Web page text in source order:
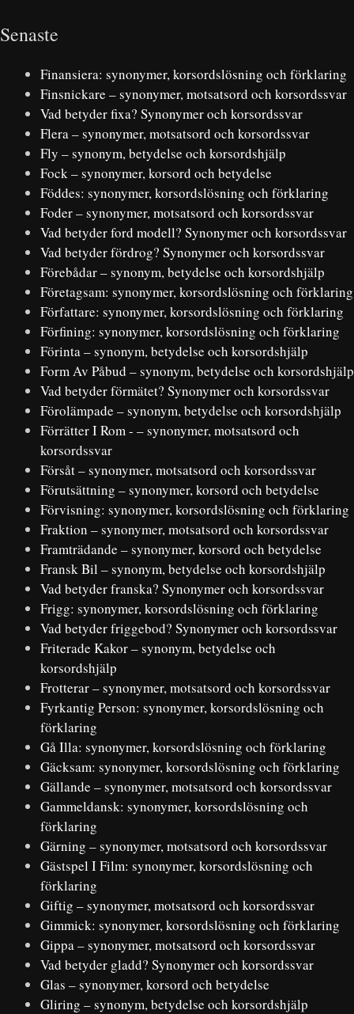
Senaste
Finansiera: synonymer, korsordslösning och förklaring
Finsnickare – synonymer, motsatsord och korsordssvar
Vad betyder fixa? Synonymer och korsordssvar
Flera – synonymer, motsatsord och korsordssvar
Fly – synonym, betydelse och korsordshjälp
Fock – synonymer, korsord och betydelse
Föddes: synonymer, korsordslösning och förklaring
Foder – synonymer, motsatsord och korsordssvar
Vad betyder ford modell? Synonymer och korsordssvar
Vad betyder fördrog? Synonymer och korsordssvar
Förebådar – synonym, betydelse och korsordshjälp
Företagsam: synonymer, korsordslösning och förklaring
Författare: synonymer, korsordslösning och förklaring
Förfining: synonymer, korsordslösning och förklaring
Förinta – synonym, betydelse och korsordshjälp
Form Av Påbud – synonym, betydelse och korsordshjälp
Vad betyder förmätet? Synonymer och korsordssvar
Förolämpade – synonym, betydelse och korsordshjälp
Förrätter I Rom - – synonymer, motsatsord och
korsordssvar
Försåt – synonymer, motsatsord och korsordssvar
Förutsättning – synonymer, korsord och betydelse
Förvisning: synonymer, korsordslösning och förklaring
Fraktion – synonymer, motsatsord och korsordssvar
Framträdande – synonymer, korsord och betydelse
Fransk Bil – synonym, betydelse och korsordshjälp
Vad betyder franska? Synonymer och korsordssvar
Frigg: synonymer, korsordslösning och förklaring
Vad betyder friggebod? Synonymer och korsordssvar
Friterade Kakor – synonym, betydelse och
korsordshjälp
Frotterar – synonymer, motsatsord och korsordssvar
Fyrkantig Person: synonymer, korsordslösning och
förklaring
Gå Illa: synonymer, korsordslösning och förklaring
Gäcksam: synonymer, korsordslösning och förklaring
Gällande – synonymer, motsatsord och korsordssvar
Gammeldansk: synonymer, korsordslösning och
förklaring
Gärning – synonymer, motsatsord och korsordssvar
Gästspel I Film: synonymer, korsordslösning och
förklaring
Giftig – synonymer, motsatsord och korsordssvar
Gimmick: synonymer, korsordslösning och förklaring
Gippa – synonymer, motsatsord och korsordssvar
Vad betyder gladd? Synonymer och korsordssvar
Glas – synonymer, korsord och betydelse
Gliring – synonym, betydelse och korsordshjälp